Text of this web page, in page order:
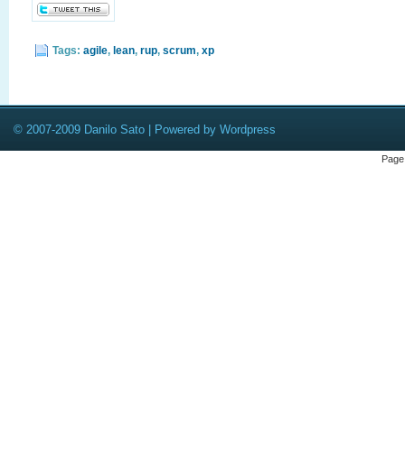
Tags: agile, lean, rup, scrum, xp
© 2007-2009 Danilo Sato | Powered by Wordpress